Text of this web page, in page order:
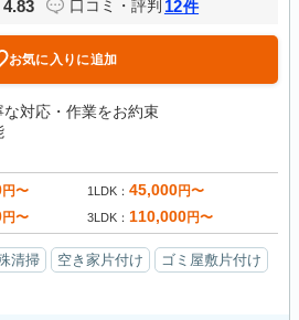
4.83 口コミ・評判 12件
お気に入りに追加
対応・作業をお約束
円〜 1LDK 45,000円〜
円〜 3LDK 110,000円〜
清掃 空き家片付け
ゴミ屋敷片付け